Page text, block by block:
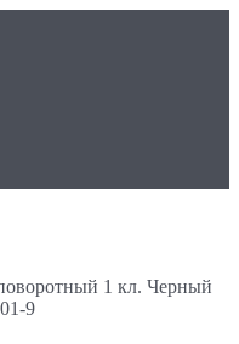
1 кл. Черный
9